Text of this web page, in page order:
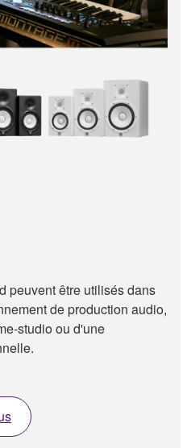
peuvent être utilisés dans
de production audio,
studio ou d'une